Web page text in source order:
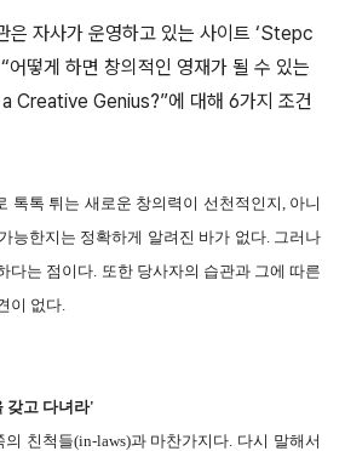
은 자사가 운영하고 있는 사이트 ‘Stepc
떻게 하면 창의적인 영재가 될 수 있는
Creative Genius?”에 대해 6가지 조건
톡톡 튀는 새로운 창의력이 선천적인지, 아니
능한지는 정확하게 알려진 바가 없다. 그러나
다는 점이다. 또한 당사자의 습관과 그에 따른
이 없다.
갖고 다녀라'
친척들(in-laws)과 마찬가지다. 다시 말해서